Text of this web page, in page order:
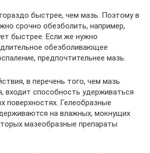
быстрее, чем мазь. Поэтому в
срочно обезболить, например,
быстрее. Если же нужно
обезболивающее
предпочтительнее мазь.
в перечень того, чем мазь
входит способность удерживаться
поверхностях. Гелеобразные
на влажных, мокнущих
мазеобразные препараты